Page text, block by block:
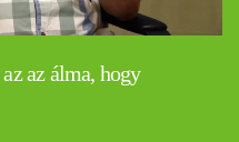
az álma, hogy